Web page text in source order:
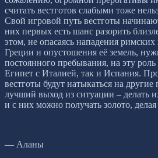
считать вестготов слабыми тоже
Свой игровой путь вестготы
них первых есть шанс разорить
этом, не опасаясь нападения
Греции и опустошения её земель,
постоянного пребывания, на эту
Египет с Италией, так и Испания.
вестготы будут натыкаться на
лучший выход из ситуации – делать
и с них можно получать золото,
— Аланы